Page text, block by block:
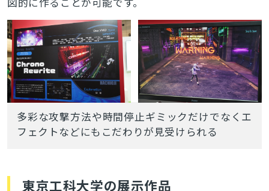
多彩な攻撃方法や時間停止ギミックだけでなくエ
フェクトなどにもこだわりが見受けられる
東京工科大学の展示作品